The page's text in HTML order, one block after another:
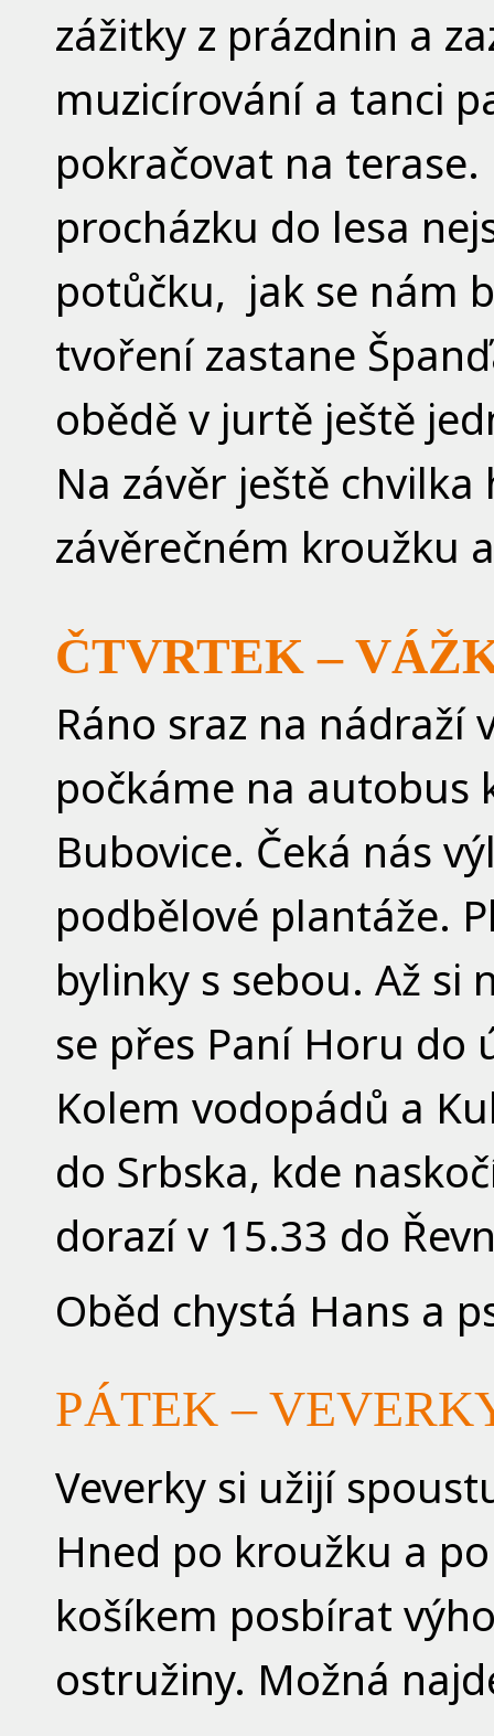
zážitky z prázdnin a
muzicírování a tanci
pokračovat na terase.
procházku do lesa
potůčku, jak se nám
tvoření zastane
obědě v jurtě ještě
Na závěr ještě
závěrečném kroužku
ČTVRTEK –
Ráno sraz na nádraží
počkáme na autobus
Bubovice. Čeká nás
podbělové plantáže.
bylinky s sebou. Až si
se přes Paní Horu do
Kolem vodopádů a
do Srbska, kde
dorazí v 15.33 do
Oběd chystá Hans a
PÁTEK –
Veverky si užijí
Hned po kroužku a
košíkem posbírat
ostružiny. Možná